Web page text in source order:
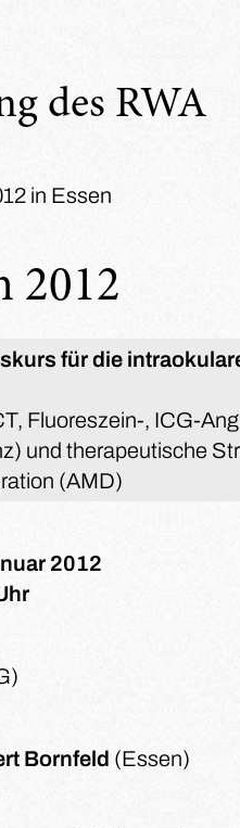
des RWA
in Essen
2012
für die
Fluoreszein-, ICG-
und therapeutische
(AMD)
2012
Bornfeld (Essen)